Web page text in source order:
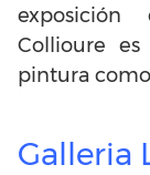
exposición
Collioure
pintura
Galleria